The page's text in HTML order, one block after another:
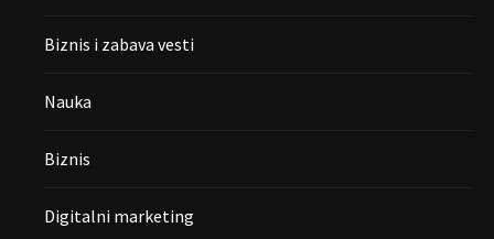
Biznis i zabava vesti
Nauka
Biznis
Digitalni marketing